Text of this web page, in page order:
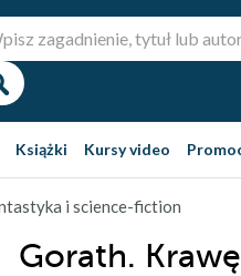
Książki Kursy video
i science-fiction
Gorath.